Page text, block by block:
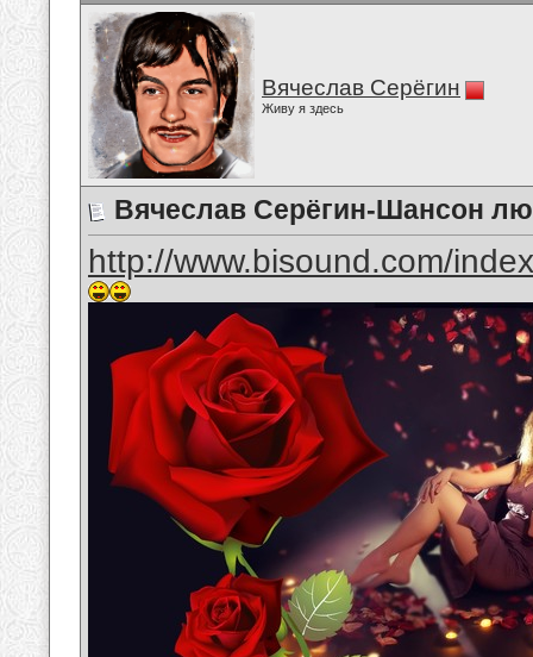
Вячеслав Серёгин
Живу я здесь
Вячеслав Серёгин-Шансон
http://www.bisound.com/